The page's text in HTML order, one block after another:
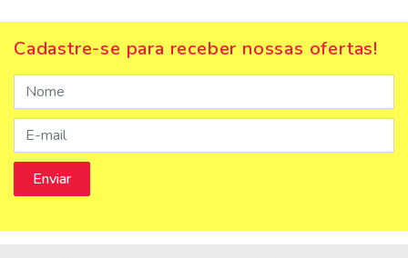
Cadastre-se para receber nossas ofertas!